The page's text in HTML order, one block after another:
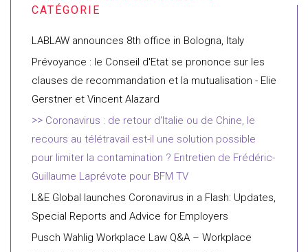
LABLAW announces 8th office in Bologna, Italy
Prévoyance : le Conseil d'Etat se prononce sur les
clauses de recommandation et la mutualisation - Elie
Gerstner et Vincent Alazard
Coronavirus : de retour d'Italie ou de Chine, le
recours au télétravail est-il une solution possible
pour limiter la contamination ? Entretien de Frédéric-
Guillaume Laprévote pour BFM TV
L&E Global launches Coronavirus in a Flash: Updates,
Special Reports and Advice for Employers
Pusch Wahlig Workplace Law Q&A – Workplace